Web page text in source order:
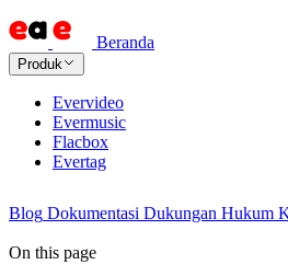
Beranda
Produk
Evervideo
Evermusic
Flacbox
Evertag
Blog Dokumentasi Dukungan Hukum
On this page